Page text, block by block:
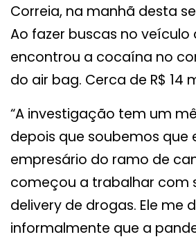
Correia, na manhã desta
Ao fazer buscas no veículo
encontrou a cocaína no
do air bag. Cerca de R$ 14
“A investigação tem um
depois que soubemos que
empresário do ramo de
começou a trabalhar com
delivery de drogas. Ele me
informalmente que a